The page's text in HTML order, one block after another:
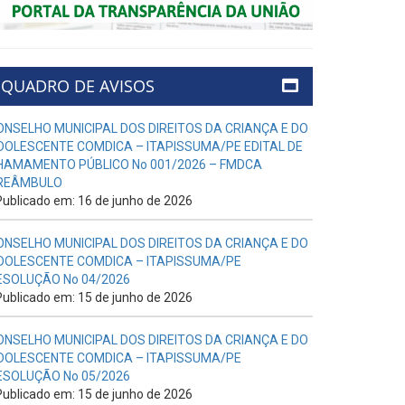
QUADRO DE AVISOS
MUNICIPAL DOS DIREITOS DA CRIANÇA E DO
COMDICA – ITAPISSUMA/PE EDITAL DE
PÚBLICO No 001/2026 – FMDCA
em: 16 de junho de 2026
MUNICIPAL DOS DIREITOS DA CRIANÇA E DO
COMDICA – ITAPISSUMA/PE
No 04/2026
em: 15 de junho de 2026
MUNICIPAL DOS DIREITOS DA CRIANÇA E DO
COMDICA – ITAPISSUMA/PE
No 05/2026
em: 15 de junho de 2026